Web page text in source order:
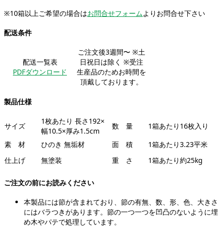
※10箱以上ご希望の場合はお問合せフォームよりお問合せ下さい
配送条件
配送一覧表
PDFダウンロード
ご注文後3週間〜 ※土
日祝日は除く ※受注
生産品のためお時間を
頂戴しております。
製品仕様
サイズ
1枚あたり 長さ192×
幅10.5×厚み1.5cm
数 量
1箱あたり16枚入り
素 材
ひのき 無垢材 面 積
1箱あたり3.23平米
仕上げ
無塗装 重 さ 1箱あたり約25kg
ご注文の前にお読みください
本製品には節が含まれており、節の有無、数、形、色、大きさ
にはバラつきがあります。節の一つ一つを凹凸のないように埋
め木やパテで処理しています。